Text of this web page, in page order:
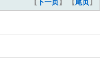
【下一页】 【尾页】